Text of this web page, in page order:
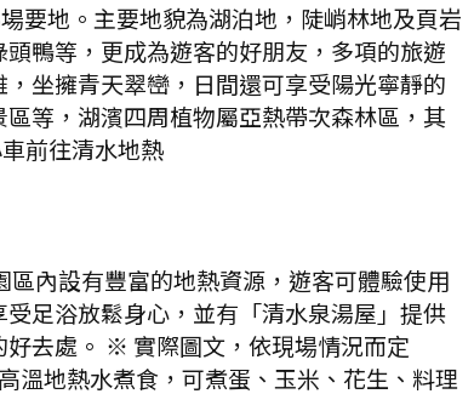
要地。主要地貌為湖泊地，陡峭林地及頁岩
鴨等，更成為遊客的好朋友，多項的旅遊
坐擁青天翠巒，日間還可享受陽光寧靜的
等，湖濱四周植物屬亞熱帶次森林區，其
前往清水地熱
內設有豐富的地熱資源，遊客可體驗使用
足浴放鬆身心，並有「清水泉湯屋」提供
去處。 ※ 實際圖文，依現場情況而定
溫地熱水煮食，可煮蛋、玉米、花生、料理